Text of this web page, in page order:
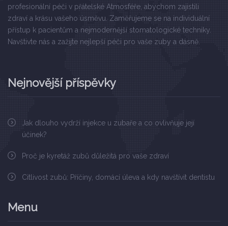
profesionální péči v přátelské Atmosféře, abychom zajistili
zdraví a krásu vašeho úsměvu. Zaměřujeme se na individuální
přístup k pacientům a nejmodernější stomatologické techniky.
Navštivte nás a zažijte nejlepší péči pro vaše zuby a dásně.
Nejnovější příspěvky
Jak dlouho vydrží injekce u zubaře a co ovlivňuje její
účinek?
Proč je kyretáž zubů důležitá pro vaše zdraví
Citlivost zubů: Příčiny, domácí úleva a kdy navštívit dentistu
Menu